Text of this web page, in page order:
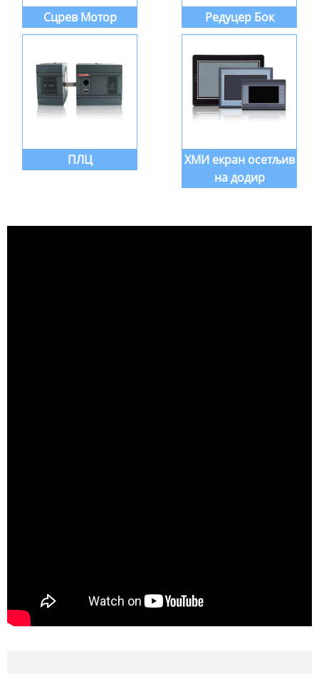
Сцрев Мотор Редуцер Бок
ПЛЦ
ХМИ екран осетљив
на додир